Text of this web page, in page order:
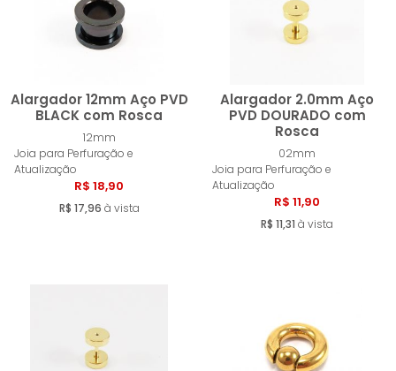
Alargador 12mm Aço PVD
BLACK com Rosca
12mm
Joia para Perfuração e
Atualização
R$ 18,90
R$ 17,96 à vista
Comprar
Alargador 2.0mm Aço
PVD DOURADO com
Rosca
02mm
Joia para Perfuração e
Atualização
R$ 11,90
R$ 11,31 à vista